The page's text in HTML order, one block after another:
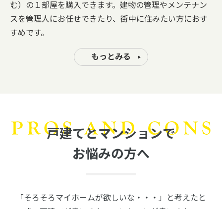
む）の１部屋を購入できます。建物の管理やメンテナン
スを管理人にお任せできたり、街中に住みたい方におす
すめです。
もっとみる
戸建てとマンションで
お悩みの方へ
「そろそろマイホームが欲しいな・・・」と考えたと